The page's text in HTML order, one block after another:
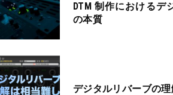
DTM 制作におけるデ
の本質
デジタルリバーブの